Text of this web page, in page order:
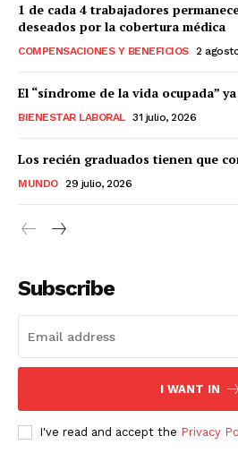
1 de cada 4 trabajadores
deseados por la cobertura médica
COMPENSACIONES Y BENEFICIOS 2
El “síndrome de la vida ocupada”
BIENESTAR LABORAL 31 julio, 2026
Los recién graduados tienen que
MUNDO 29 julio, 2026
Subscribe
I WANT IN
I've read and accept the Privacy